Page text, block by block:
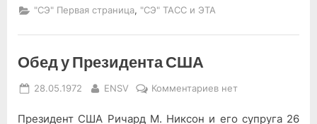
в
Ленинград”
"СЭ" Первая страница, "СЭ" ТАСС и ЭТА
Обед у Президента США
Posted
28.05.1972 By
ENSV Комментариевк
Обед
нет
Президент США Ричард М. Никсон и его супруга 26